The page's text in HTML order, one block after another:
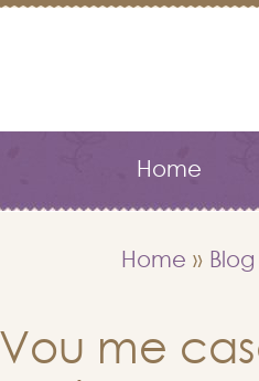
Home
Home » Blog
Vou me